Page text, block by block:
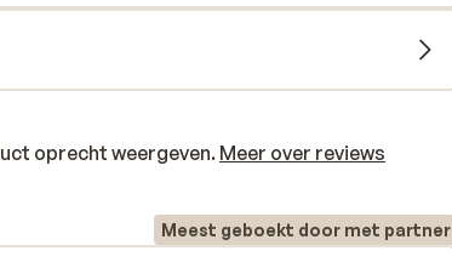
oprecht weergeven. Meer over reviews
Meest geboekt door met partner